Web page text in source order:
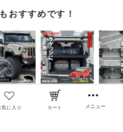
おすすめです！
気に入り カート メニュー